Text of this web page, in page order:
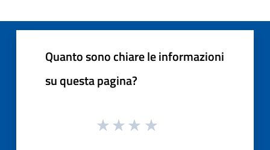
Quanto sono chiare le informazioni
su questa pagina?